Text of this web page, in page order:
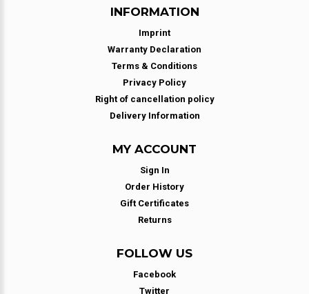
INFORMATION
Imprint
Warranty Declaration
Terms & Conditions
Privacy Policy
Right of cancellation policy
Delivery Information
MY ACCOUNT
Sign In
Order History
Gift Certificates
Returns
FOLLOW US
Facebook
Twitter